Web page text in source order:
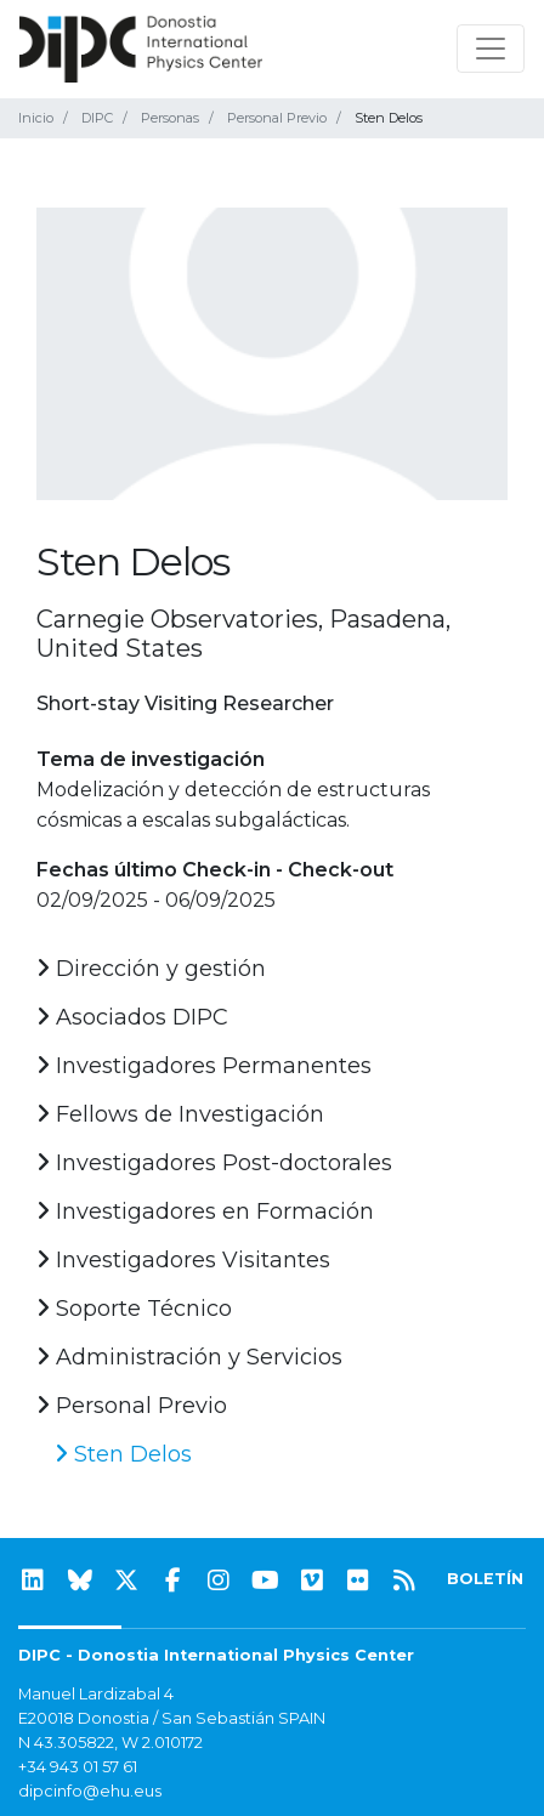
Inicio DIPC Personas Personal Previo Sten Delos
Sten Delos
Carnegie Observatories, Pasadena,
United States
Short-stay Visiting Researcher
Tema de investigación
Modelización y detección de estructuras
cósmicas a escalas subgalácticas.
Fechas último Check-in - Check-out
02/09/2025 - 06/09/2025
Dirección y gestión
Asociados DIPC
Investigadores Permanentes
Fellows de Investigación
Investigadores Post-doctorales
Investigadores en Formación
Investigadores Visitantes
Soporte Técnico
Administración y Servicios
Personal Previo
Sten Delos
BOLETÍN
DIPC - Donostia International Physics Center
Manuel Lardizabal 4
E20018 Donostia / San Sebastián SPAIN
N 43.305822, W 2.010172
+34 943 01 57 61
dipcinfo@ehu.eus